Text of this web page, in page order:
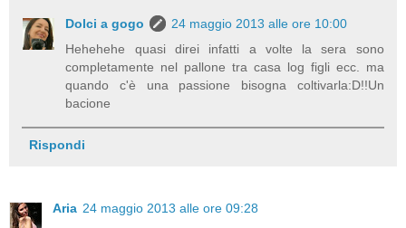
Dolci a gogo
24 maggio 2013 alle ore 10:00
Hehehehe quasi direi infatti a volte la sera sono
completamente nel pallone tra casa log figli ecc. ma
quando c'è una passione bisogna coltivarla:D!!Un
bacione
Rispondi
Aria 24 maggio 2013 alle ore 09:28